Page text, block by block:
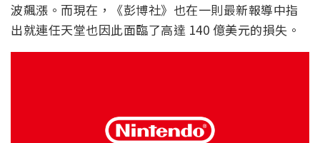
波飆漲。而現在，《彭博社》也在一則最新報導中指
出就連任天堂也因此面臨了高達 140 億美元的損失。